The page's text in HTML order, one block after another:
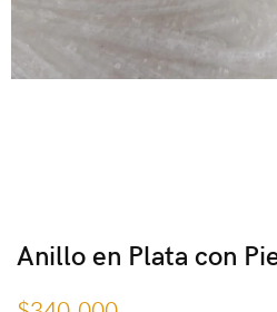
Anillo en Plata con